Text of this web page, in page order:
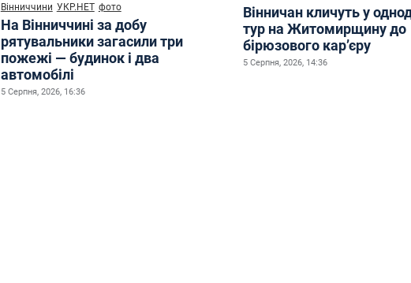
Вінниччини УКР.НЕТ фото
На Вінниччині за добу
рятувальники загасили три
пожежі — будинок і два
автомобілі
5 Серпня, 2026, 16:36
Вінничан кличуть у
тур на Житомирщину до
бірюзового кар’єру
5 Серпня, 2026, 14:36